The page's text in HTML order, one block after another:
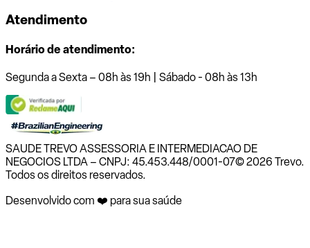
Atendimento
Horário de atendimento:
Segunda a Sexta – 08h às 19h | Sábado - 08h às 13h
SAUDE TREVO ASSESSORIA E INTERMEDIACAO DE
NEGOCIOS LTDA – CNPJ: 45.453.448/0001-07© 2026 Trevo.
Todos os direitos reservados.
Desenvolvido com ❤️ para sua saúde